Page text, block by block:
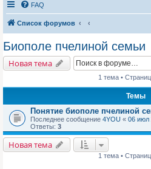
FAQ
Список форумов
Биополе пчелиной семьи
Новая тема
1 тема •
Темы
Понятие биополе пчелиной
Последнее сообщение 4YOU « 06 июл
Ответы: 3
Новая тема
1 тема •